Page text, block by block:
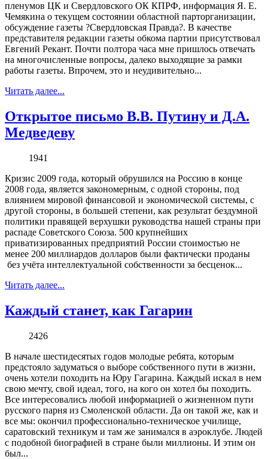
пленумов ЦК и Свердловского ОК КПРФ, информация Я. Е.
Чемякина о текущем состоянии областной парторганизации,
обсуждение газеты ?Свердловская Правда?. В качестве
представителя редакции газеты обкома партии присутствовал
Евгений Рекант. Почти полтора часа мне пришлось отвечать
на многочисленные вопросы, далеко выходящие за рамки
работы газеты. Впрочем, это и неудивительно...
Читать далее...
Открытое письмо В.В. Путину и Д.А.
Медведеву
1941
Кризис 2009 года, который обрушился на Россию в конце
2008 года, является закономерным, c одной стороны, под
влиянием мировой финансовой и экономической системы, c
другой стороны, в большей степени, как результат бездумной
политики правящей верхушки руководства нашей страны при
распаде Советского Союза. 500 крупнейших
приватизированных предприятий России стоимостью не
менее 200 миллиардов долларов были фактически проданы
без учёта интеллектуальной собственности за бесценок...
Читать далее...
Каждый станет, как Гагарин
2426
В начале шестидесятых годов молодые ребята, которым
предстояло задуматься о выборе собственного пути в жизни,
очень хотели походить на Юру Гагарина. Каждый искал в нем
свою мечту, свой идеал, того, на кого он хотел бы походить.
Все интересовались любой информацией о жизненном пути
русского парня из Смоленской области. Да он такой же, как и
все мы: окончил профессионально-техническое училище,
саратовский техникум и там же занимался в аэроклубе. Людей
с подобной биографией в стране были миллионы. И этим он
был...